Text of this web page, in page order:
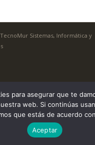
Sistemas, Informática y
para asegurar que te
web. Si continúas
que estás de acuerdo
Aceptar